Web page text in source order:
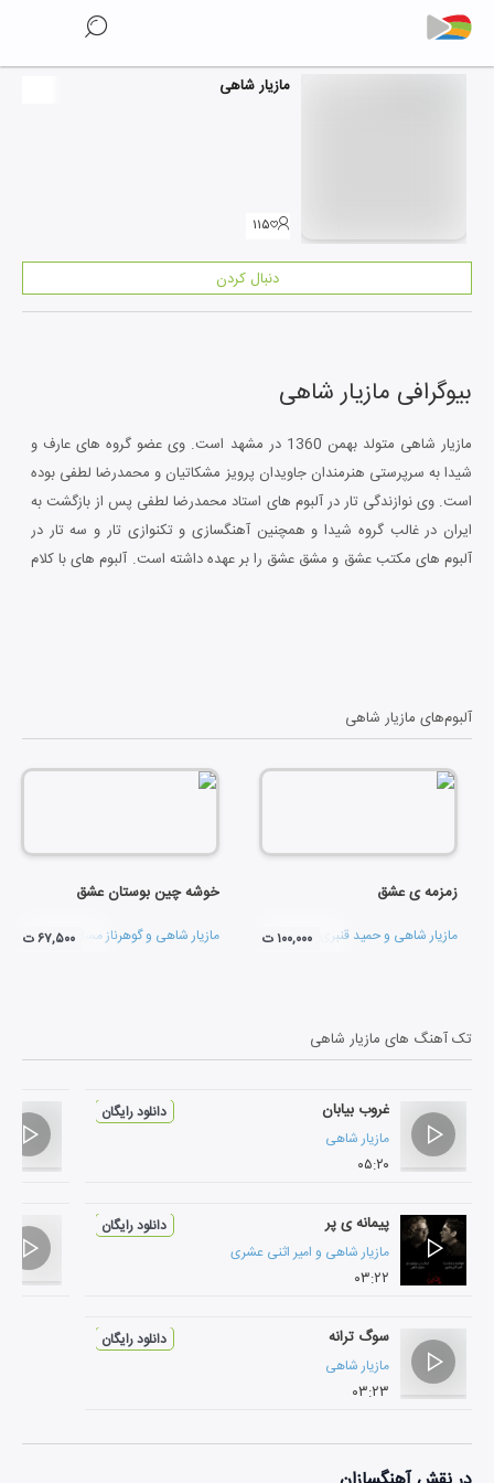
مازیار شاهی
۱۱۵
دنبال کردن
بیوگرافی مازیار شاهی
مازیار شاهی متولد بهمن 1360 در مشهد است. وی عضو گروه های عارف و
شیدا به سرپرستی هنرمندان جاویدان پرویز مشکاتیان و محمدرضا لطفی بوده
است. وی نوازندگی تار در آلبوم های استاد محمدرضا لطفی پس از بازگشت به
ایران در غالب گروه شیدا و همچنین آهنگسازی و تکنوازی تار و سه تار در
آلبوم های مکتب عشق و مشق عشق را بر عهده داشته است. آلبوم های با کلام
آلبوم‌های مازیار شاهی
زمزمه ی عشق
مازیار شاهی و حمید قنبری ۱۰۰,۰۰۰ ت
خوشه چین بوستان عشق
مازیار شاهی وگوهرناز مسائلی۶۷,۵۰۰ ت
تک آهنگ های مازیار شاهی
غروب بیابان
مازیار شاهی
۰۵:۲۰
دانلود رایگان
پیمانه ی پر
مازیار شاهی و امیر اثنی عشری
۰۳:۲۲
دانلود رایگان
سوگ ترانه
مازیار شاهی
۰۳:۲۳
دانلود رایگان